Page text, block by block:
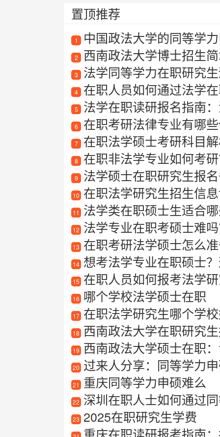
置顶推荐
1 中国政法大学的同等学
2 西南政法大学博士招生
3 法学同等学力在职研究生适
4 在职人员如何通过法学
5 法学在职读研报名指南
6 在职考研法律专业有哪
7 在职法学硕士考研科目
8 在职非法学专业如何考
9 法学硕士在职研究生报
10 在职法学研究生招生信息
11 法学类在职硕士生适合哪
12 法学专业在职考硕士难吗
13 在职考研法学硕士怎么
14 想考法学专业在职硕士
15 在职人员如何报考法学
16 哪个学校法学硕士在职
17 在职法学研究生哪个学
18 西南政法大学在职研究
19 西南政法大学硕士在职
20 过来人分享：同等学力申硕培
21 重庆同等学力申硕难么
22 深圳在职人士如何通过同
23 2025在职研究生学费